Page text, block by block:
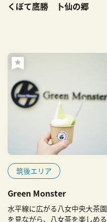
くぼて鷹勝 卜仙の郷
筑後エリア
Green Monster
水平線に広がる八女中央大茶園
を見ながら、八女茶を楽しめる